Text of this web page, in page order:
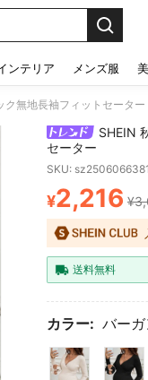
ンテリア メンズ服
ク無地長袖フィットセーター
SHEIN
セーター
SKU:
PRICE
¥2,216
送料無料
カラー: バーガ